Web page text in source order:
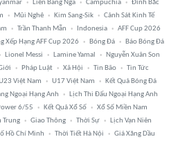
Liên Bang Nga Campuchia
Đình Bắc
Mũi Nghê Kim Sang-Sik
Cảnh Sát Kinh Tế
Trần Thanh Mẫn Indonesia
AFF Cup 2026
Xếp Hạng AFF Cup 2026 Bóng Đá
Báo Bóng Đá
Lionel Messi Lamine Yamal
Nguyễn Xuân Son
Pháp Luật Xã Hội Tin Bão
Tin Tức
Việt Nam U17 Việt Nam
Kết Quả Bóng Đá
Ngoại Hạng Anh
Lịch Thi Đấu Ngoại Hạng Anh
6/55 Kết Quả Xổ Số
Xổ Số Miền Nam
Trung Giao Thông Thời Sự
Lịch Vạn Niên
Hồ Chí Minh Thời Tiết Hà Nội Giá Xăng Dầu